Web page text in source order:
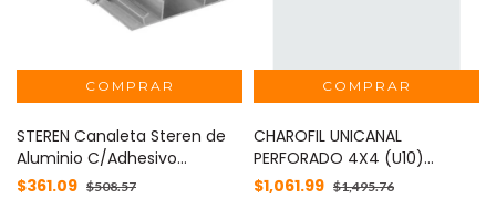
STEREN Canaleta Steren de
Aluminio C/Adhesivo
50x13mm 1m MOD: 370-600
$361.09 $508.57
CHAROFIL UNICANAL
PERFORADO 4X4 (U10)
CALIBRE#16 MOD: UNP-4X4-
$1,061.99 $1,495.76